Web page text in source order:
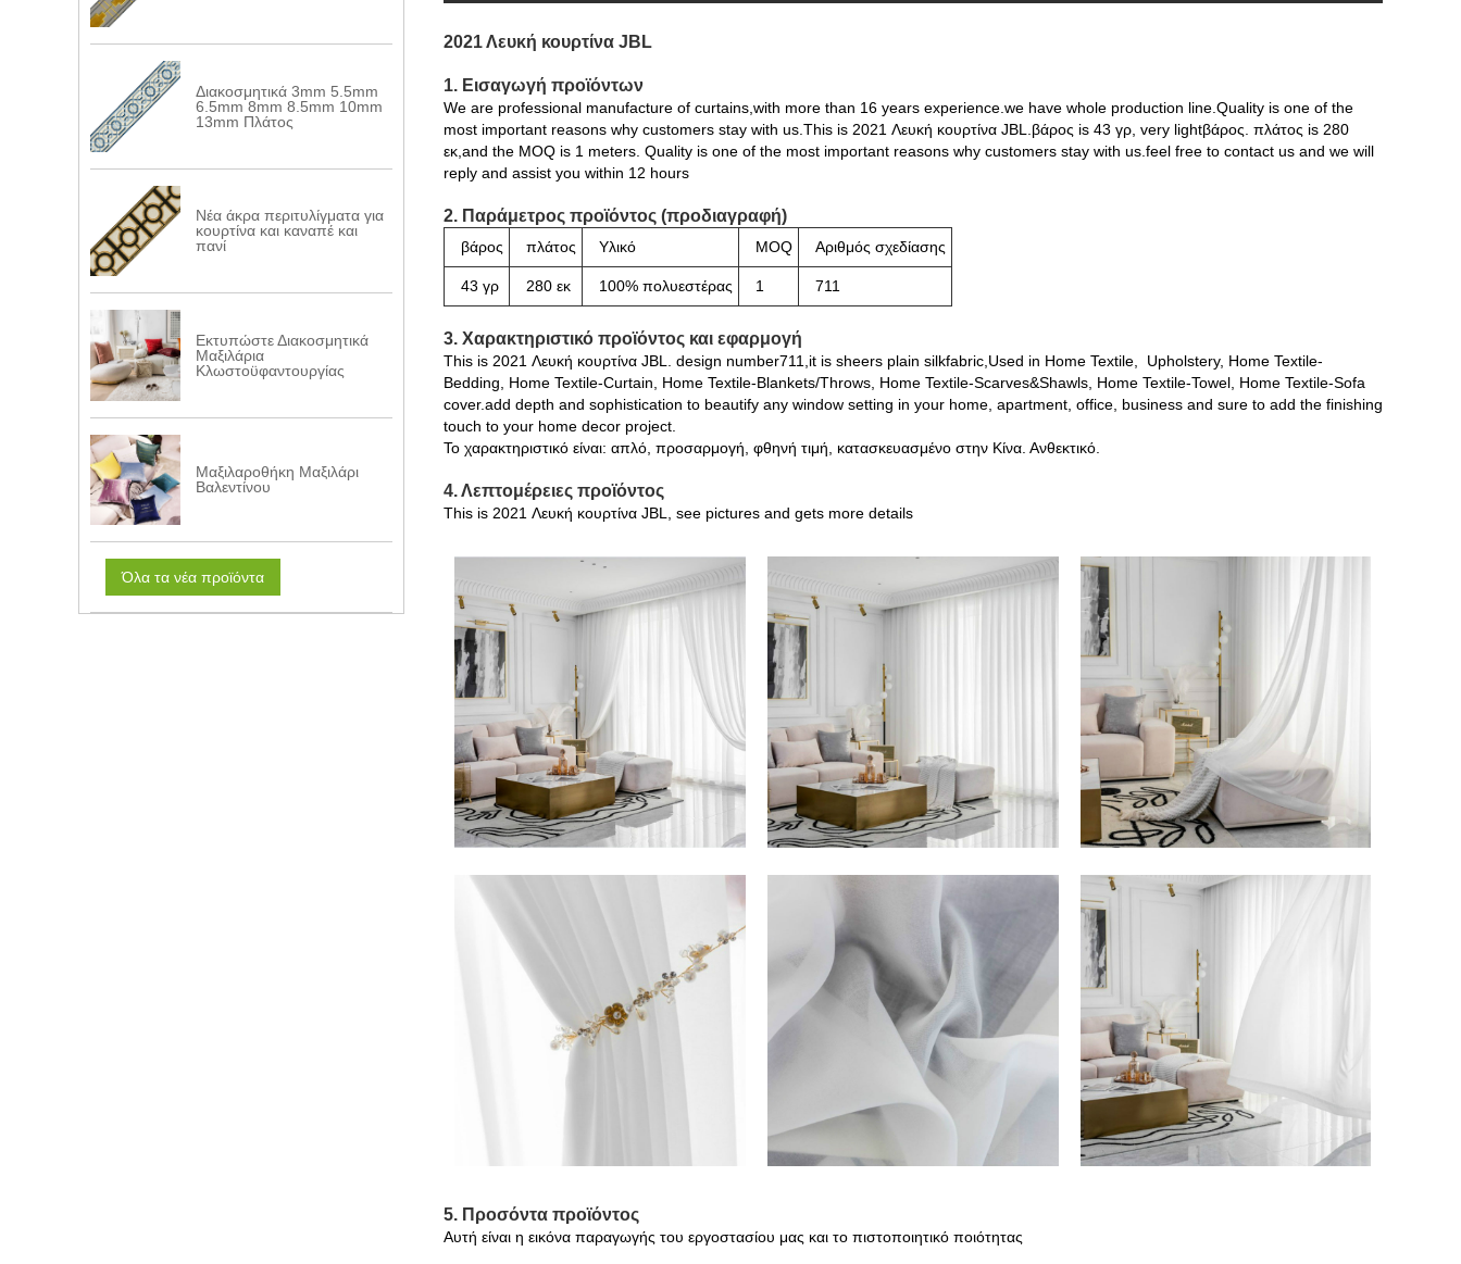
Διακοσμητικά 3mm 5.5mm
6.5mm 8mm 8.5mm 10mm
13mm Πλάτος
Νέα άκρα περιτυλίγματα για
κουρτίνα και καναπέ και
πανί
Εκτυπώστε Διακοσμητικά
Μαξιλάρια
Κλωστοϋφαντουργίας
Μαξιλαροθήκη Μαξιλάρι
Βαλεντίνου
Όλα τα νέα προϊόντα
2021 Λευκή κουρτίνα JBL
1. Εισαγωγή προϊόντων
We are professional manufacture of curtains,with more than 16 years experience.we have whole production line.Quality is one of the
most important reasons why customers stay with us.This is 2021 Λευκή κουρτίνα JBL.βάρος is 43 γρ, very lightβάρος. πλάτος is 280
εκ,and the MOQ is 1 meters. Quality is one of the most important reasons why customers stay with us.feel free to contact us and we will
reply and assist you within 12 hours
2. Παράμετρος προϊόντος (προδιαγραφή)
βάρος πλάτος Υλικό MOQ Αριθμός σχεδίασης
43 γρ 280 εκ 100% πολυεστέρας 1 711
3. Χαρακτηριστικό προϊόντος και εφαρμογή
This is 2021 Λευκή κουρτίνα JBL. design number711,it is sheers plain silkfabric,Used in Home Textile, Upholstery, Home Textile-
Bedding, Home Textile-Curtain, Home Textile-Blankets/Throws, Home Textile-Scarves&Shawls, Home Textile-Towel, Home Textile-Sofa
cover.add depth and sophistication to beautify any window setting in your home, apartment, office, business and sure to add the finishing
touch to your home decor project.
Το χαρακτηριστικό είναι: απλό, προσαρμογή, φθηνή τιμή, κατασκευασμένο στην Κίνα. Ανθεκτικό.
4. Λεπτομέρειες προϊόντος
This is 2021 Λευκή κουρτίνα JBL, see pictures and gets more details
5. Προσόντα προϊόντος
Αυτή είναι η εικόνα παραγωγής του εργοστασίου μας και το πιστοποιητικό ποιότητας